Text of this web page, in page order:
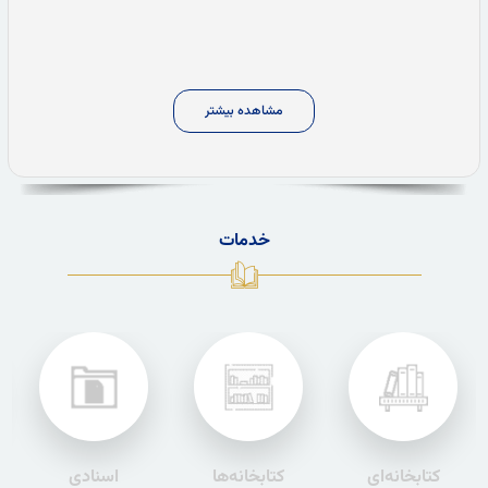
مشاهده بیشتر
خدمات
کتابخانه‌ای کتابخانه‌ها اسنادی